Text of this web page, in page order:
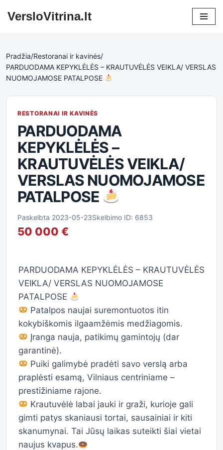
VersloVitrina.lt
Pradžia/Restoranai ir kavinės/
PARDUODAMA KEPYKLĖLĖS – KRAUTUVĖLĖS VEIKLA/ VERSLAS
NUOMOJAMOSE PATALPOSE
RESTORANAI IR KAVINĖS
PARDUODAMA
KEPYKLĖLĖS –
KRAUTUVĖLĖS VEIKLA/
VERSLAS NUOMOJAMOSE
PATALPOSE
Paskelbta 2023-05-23Skelbimo ID: 6853
50 000 €
PARDUODAMA KEPYKLĖLĖS – KRAUTUVĖLĖS
VEIKLA/ VERSLAS NUOMOJAMOSE
PATALPOSE
Patalpos naujai suremontuotos itin
kokybiškomis ilgaamžėmis medžiagomis.
Įranga nauja, patikimų gamintojų (dar
garantinė).
Puiki galimybė pradėti savo verslą arba
praplėsti esamą, Vilniaus centriniame –
prestižiniame rajone.
Krautuvėlė labai jauki ir graži, kurioje gali
gimti patys skaniausi tortai, sausainiai ir kiti
skanumynai. Tai Jūsų laikas suteikti šiai vietai
naujus kvapus.